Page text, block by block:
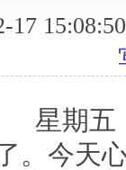
17
星
。今天